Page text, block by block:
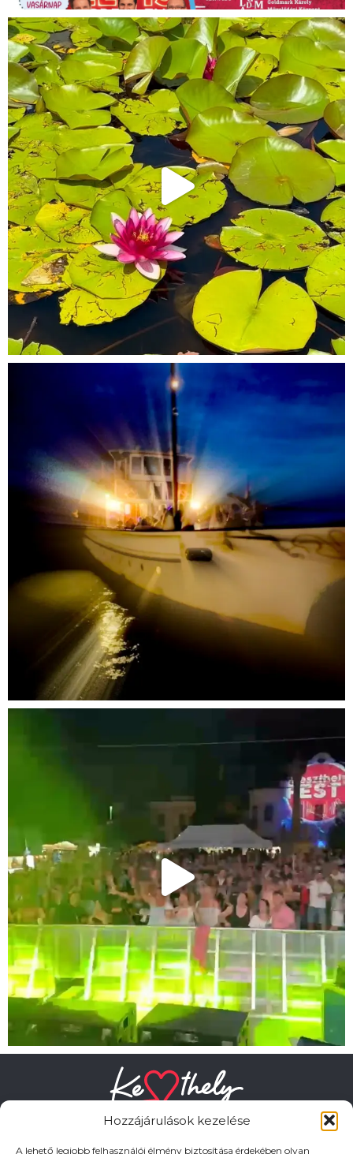
Hozzájárulások kezelése
A lehető legjobb felhasználói élmény biztosítása érdekében olyan